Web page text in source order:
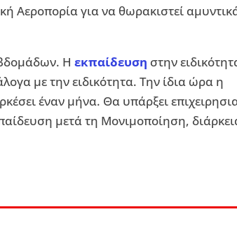
Αεροπορία για να θωρακιστεί
Η εκπαίδευση στην
με την ειδικότητα. Την ίδια ώρα η
έναν μήνα. Θα υπάρξει
μετά τη Μονιμοποίηση,